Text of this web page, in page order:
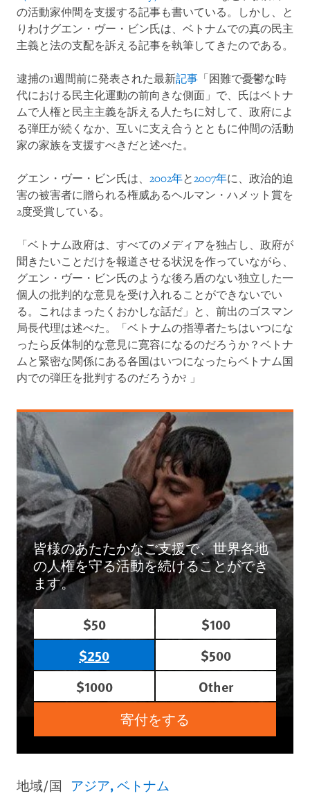
の活動家仲間を支援する記事も書いている。しかし、と
りわけグエン・ヴー・ビン氏は、ベトナムでの真の民主
主義と法の支配を訴える記事を執筆してきたのである。
逮捕の1週間前に発表された最新記事 「困難で憂鬱な時
代における民主化運動の前向きな側面」で、氏はベトナ
ムで人権と民主主義を訴える人たちに対して、政府によ
る弾圧が続くなか、互いに支え合うとともに仲間の活動
家の家族を支援すべきだと述べた。
グエン・ヴー・ビン氏は、 2002年と2007年に、政治的迫
害の被害者に贈られる権威あるヘルマン・ハメット賞を
2度受賞している。
「ベトナム政府は、すべてのメディアを独占し、政府が
聞きたいことだけを報道させる状況を作っていながら、
グエン・ヴー・ビン氏のような後ろ盾のない独立した一
個人の批判的な意見を受け入れることができないでい
る。これはまったくおかしな話だ」と、前出のゴスマン
局長代理は述べた。「ベトナムの指導者たちはいつにな
ったら反体制的な意見に寛容になるのだろうか？ベトナ
ムと緊密な関係にある各国はいつになったらベトナム国
内での弾圧を批判するのだろうか? 」
皆様のあたたかなご支援で、世界各地
の人権を守る活動を続けることができ
ます。
$50
$100
$250
$500
$1000
Other
寄付をする
地域/国 アジア ベトナム